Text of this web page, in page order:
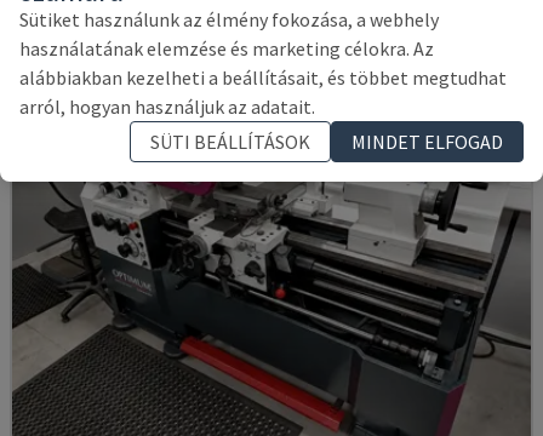
Sütiket használunk az élmény fokozása, a webhely
használatának elemzése és marketing célokra. Az
alábbiakban kezelheti a beállításait, és többet megtudhat
arról, hogyan használjuk az adatait.
SÜTI BEÁLLÍTÁSOK
MINDET ELFOGAD